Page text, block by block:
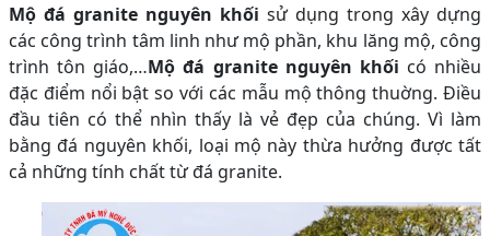
Mộ đá granite nguyên khối sử dụng trong xây dựng
các công trình tâm linh như mộ phần, khu lăng mộ, công
trình tôn giáo,…Mộ đá granite nguyên khối có nhiều
đặc điểm nổi bật so với các mẫu mộ thông thuờng. Điều
đầu tiên có thể nhìn thấy là vẻ đẹp của chúng. Vì làm
bằng đá nguyên khối, loại mộ này thừa hưởng được tất
cả những tính chất từ đá granite.